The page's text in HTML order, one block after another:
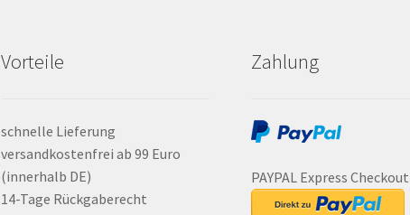
Vorteile
schnelle Lieferung
versandkostenfrei ab 99 Euro
(innerhalb DE)
14-Tage Rückgaberecht
Zahlung
PAYPAL Express Checkout